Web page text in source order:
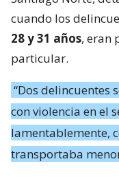
cuando los
28 y 31 años, eran
particular.
“Dos delincuentes
con violencia en el
lamentablemente,
transportaba